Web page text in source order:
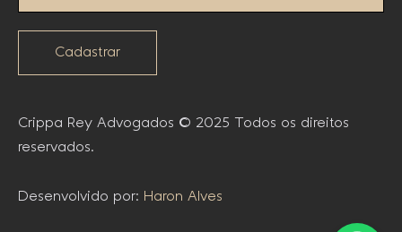
Cadastrar
Crippa Rey Advogados © 2025 Todos os direitos
reservados.
Desenvolvido por: Haron Alves